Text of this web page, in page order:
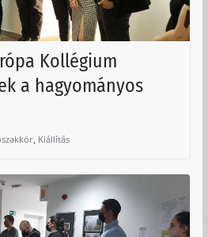
Kollégium
a hagyományos
, Kiállítás